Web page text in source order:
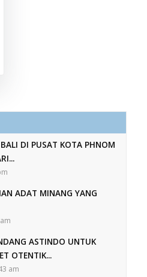
DI PUSAT KOTA PHNOM
ADAT MINANG YANG
ASTINDO UNTUK
OTENTIK...
am